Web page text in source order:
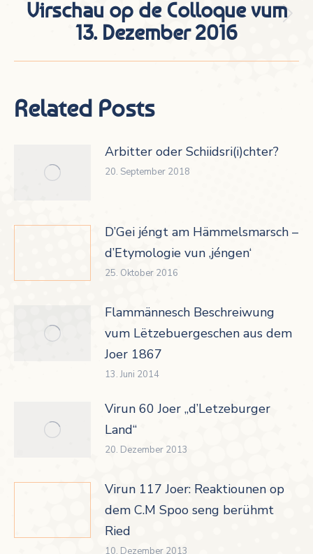
Nächster
Beitrag:
Virschau op de Colloque vum
13. Dezember 2016
Related Posts
Arbitter oder Schiidsri(i)chter?
20. September 2018
D’Gei jéngt am Hämmelsmarsch –
d’Etymologie vun ‚jéngen‘
25. Oktober 2016
Flammännesch Beschreiwung
vum Lëtzebuergeschen aus dem
Joer 1867
13. Juni 2014
Virun 60 Joer „d’Letzeburger
Land“
20. Dezember 2013
Virun 117 Joer: Reaktiounen op
dem C.M Spoo seng berühmt
Ried
10. Dezember 2013